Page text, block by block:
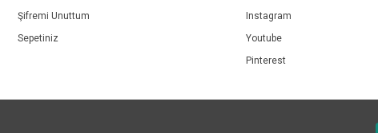
Şifremi Unuttum
Sepetiniz
Instagram
Youtube
Pinterest